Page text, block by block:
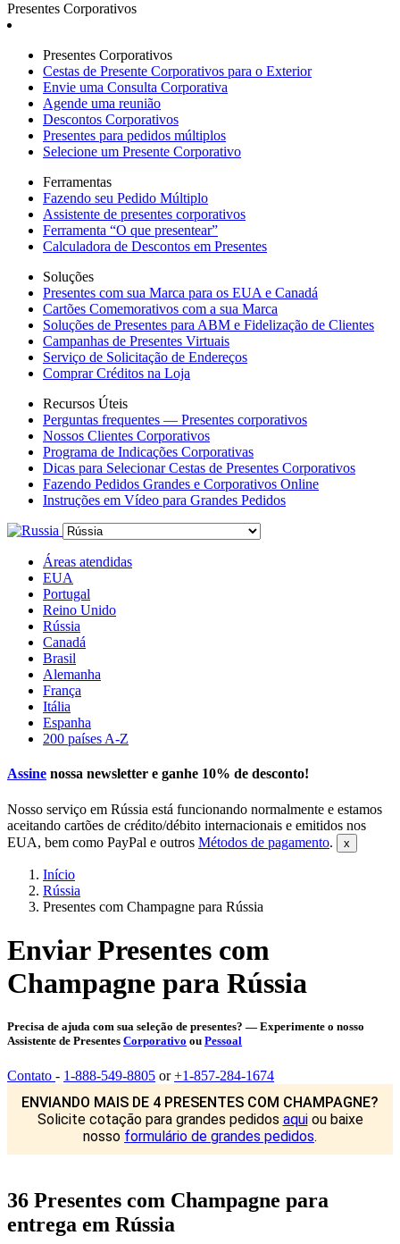
Presentes Corporativos
Presentes Corporativos
Cestas de Presente Corporativos para o Exterior
Envie uma Consulta Corporativa
Agende uma reunião
Descontos Corporativos
Presentes para pedidos múltiplos
Selecione um Presente Corporativo
Ferramentas
Fazendo seu Pedido Múltiplo
Assistente de presentes corporativos
Ferramenta “O que presentear”
Calculadora de Descontos em Presentes
Soluções
Presentes com sua Marca para os EUA e Canadá
Cartões Comemorativos com a sua Marca
Soluções de Presentes para ABM e Fidelização de Clientes
Campanhas de Presentes Virtuais
Serviço de Solicitação de Endereços
Comprar Créditos na Loja
Recursos Úteis
Perguntas frequentes — Presentes corporativos
Nossos Clientes Corporativos
Programa de Indicações Corporativas
Dicas para Selecionar Cestas de Presentes Corporativos
Fazendo Pedidos Grandes e Corporativos Online
Instruções em Vídeo para Grandes Pedidos
Áreas atendidas
EUA
Portugal
Reino Unido
Rússia
Canadá
Brasil
Alemanha
França
Itália
Espanha
200 países A-Z
Assine nossa newsletter e ganhe 10% de desconto!
Nosso serviço em Rússia está funcionando normalmente e estamos
aceitando cartões de crédito/débito internacionais e emitidos nos
EUA, bem como PayPal e outros Métodos de pagamento.
Início
Rússia
Presentes com Champagne para Rússia
Enviar Presentes com
Champagne para Rússia
Precisa de ajuda com sua seleção de presentes? — Experimente o nosso
Assistente de Presentes Corporativo ou Pessoal
Contato - 1-888-549-8805 or+1-857-284-1674
ENVIANDO MAIS DE 4 PRESENTES COM CHAMPAGNE?
Solicite cotação para grandes pedidos aquiou baixe
nosso formulário de grandes pedidos.
36 Presentes com Champagne para
entrega em Rússia